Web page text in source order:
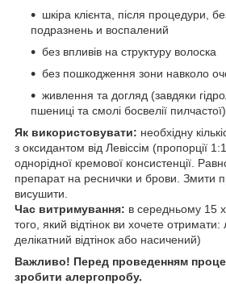
шкіра клієнта, після процедури,
подразнень и воспалений
без впливів на структуру волоска
без пошкодження зони навколо
живлення та догляд (завдяки
пшениці та смолі босвелії пилчастої)
Як використовувати: необхідну
з оксидантом від Левіссім (пропорції
однорідної кремової консистенції.
препарат на реснички и брови. Змити
висушити.
Час витримування: в середньому 15
того, який відтінок ви хочете отримати:
делікатний відтінок або насичений)
Важливо! Перед проведенням
зробити алергопробу.